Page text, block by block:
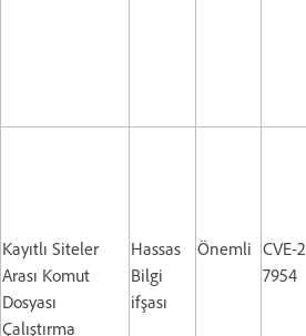
Kayıtlı Siteler
Arası Komut
Dosyası
Çalıştırma
Hassas
Bilgi
ifşası
Önemli CVE-
7954